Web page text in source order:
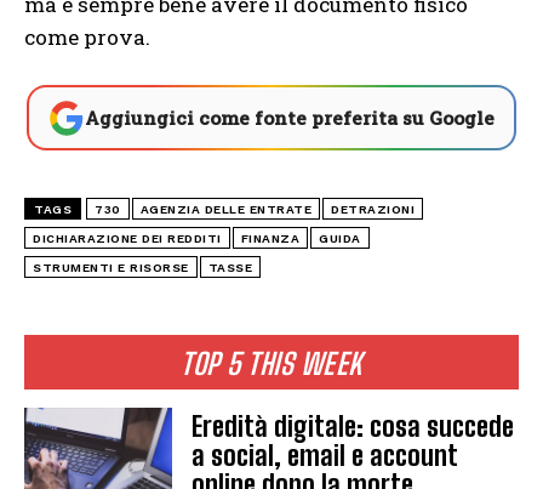
TOP 5 THIS WEEK
Eredità digitale: cosa succede
a social, email e account
come prova.
Aggiungici come fonte preferita su Google
TAGS 730 AGENZIA DELLE ENTRATE DETRAZIONI
DICHIARAZIONE DEI REDDITI FINANZA GUIDA
STRUMENTI E RISORSE TASSE